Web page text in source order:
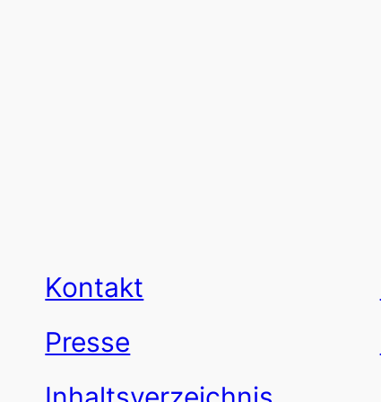
Kontakt
Presse